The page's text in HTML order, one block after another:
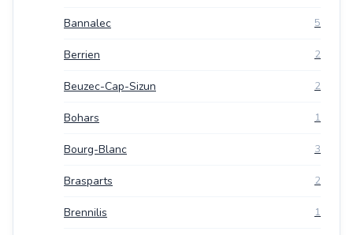
Bannalec 5
Berrien 2
Beuzec-Cap-Sizun 2
Bohars 1
Bourg-Blanc 3
Brasparts 2
Brennilis 1